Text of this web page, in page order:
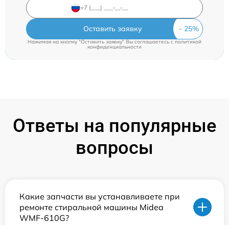
Оставить заявку
Нажимая на кнопку "Оставить заявку" Вы соглашаетесь cполитикой
конфиденциальности
Ответы на популярные
вопросы
Какие запчасти вы устанавливаете при
ремонте стиральной машины Midea
WMF-610G?